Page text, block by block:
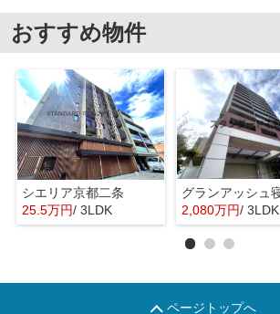
おすすめ物件
シエリア京都二条
25.5万円/ 3LDK
2,080万円/ 3LDK
ページトップへ